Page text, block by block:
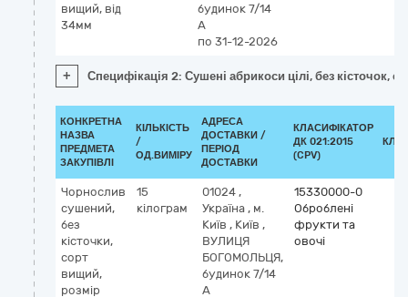
вищий, від
34мм
будинок 7/14
А
по 31-12-2026
+ Специфікація 2: Сушені абрикоси цілі, без кісточок,
КОНКРЕТНА
НАЗВА
ПРЕДМЕТА
ЗАКУПІВЛІ
КІЛЬКІСТЬ
/
ОД.ВИМІРУ
АДРЕСА
ДОСТАВКИ /
ПЕРІОД
ДОСТАВКИ
КЛАСИФІКАТОР
ДК 021:2015
(CPV)
Чорнослив
сушений,
без
кісточки,
сорт
вищий,
розмір
15
кілограм
01024 ,
Україна , м.
Київ , Київ ,
ВУЛИЦЯ
БОГОМОЛЬЦЯ,
будинок 7/14
А
15330000-0
Оброблені
фрукти та
овочі